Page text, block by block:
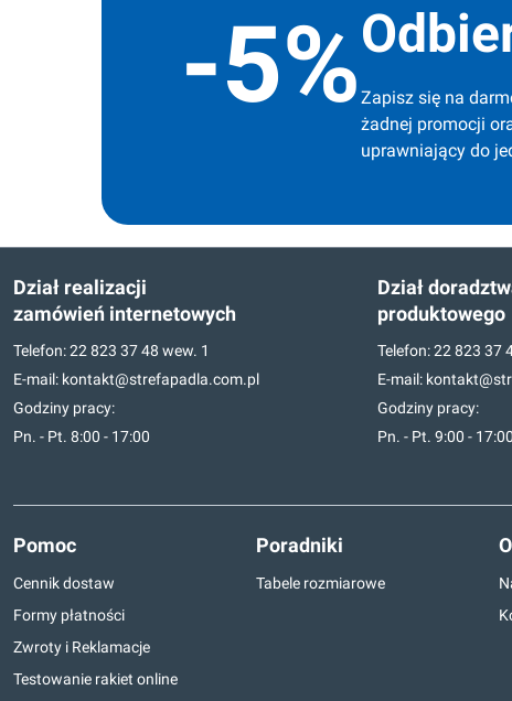
-5% Zapisz się na
żadnej promocji
uprawniający do
Dział realizacji
zamówień internetowych
Telefon:22 823 37 48 wew. 1
E-mail: kontakt@strefapadla.com.pl
Godziny pracy:
Pn. - Pt. 8:00 - 17:00
Dział
produktowego
Telefon:22 823 37
E-mail:
Godziny pracy:
Pn. - Pt. 9:00 - 17:00
Pomoc
Cennik dostaw
Formy płatności
Zwroty i Reklamacje
Testowanie rakiet online
Poradniki
Tabele rozmiarowe